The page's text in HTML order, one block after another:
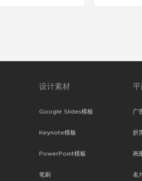
设计素材
Google Slides模板
Keynote模板
PowerPoint模板
笔刷
平
广
折
画
名